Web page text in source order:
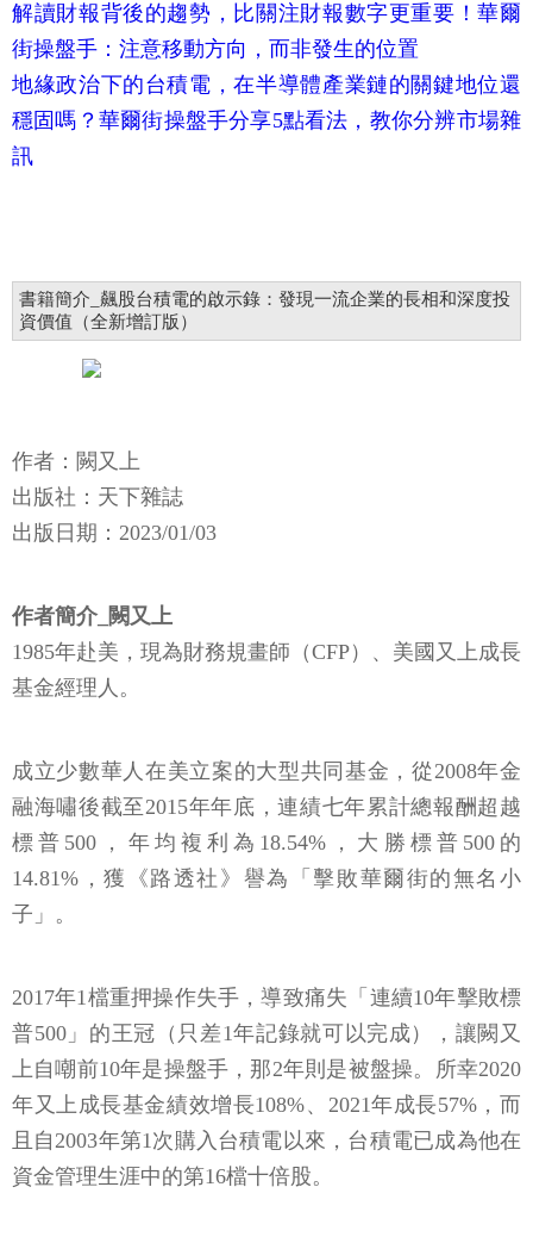
解讀財報背後的趨勢，比關注財報數字更重要！華爾
街操盤手：注意移動方向，而非發生的位置
地緣政治下的台積電，在半導體產業鏈的關鍵地位還
穩固嗎？華爾街操盤手分享5點看法，教你分辨市場雜
訊
書籍簡介_飆股台積電的啟示錄：發現一流企業的長相和深度投
資價值（全新增訂版）
作者：闕又上
出版社：天下雜誌
​​出版日期：2023/01/03
作者簡介_闕又上
1985年赴美，現為財務規畫師（CFP）、美國又上成長
基金經理人。
成立少數華人在美立案的大型共同基金，從2008年金
融海嘯後截至2015年年底，連績七年累計總報酬超越
標普500，年均複利為18.54%，大勝標普500的
14.81%，獲《路透社》譽為「擊敗華爾街的無名小
子」。
2017年1檔重押操作失手，導致痛失「連續10年擊敗標
普500」的王冠（只差1年記錄就可以完成），讓闕又
上自嘲前10年是操盤手，那2年則是被盤操。所幸2020
年又上成長基金績效增長108%、2021年成長57%，而
且自2003年第1次購入台積電以來，台積電已成為他在
資金管理生涯中的第16檔十倍股。